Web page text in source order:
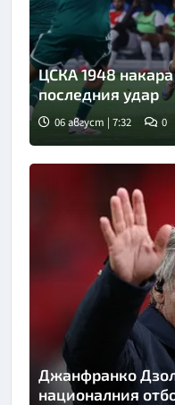
ЦСКА 1948
последния удар
06 август | 7:32 0
Джанфранко
националния